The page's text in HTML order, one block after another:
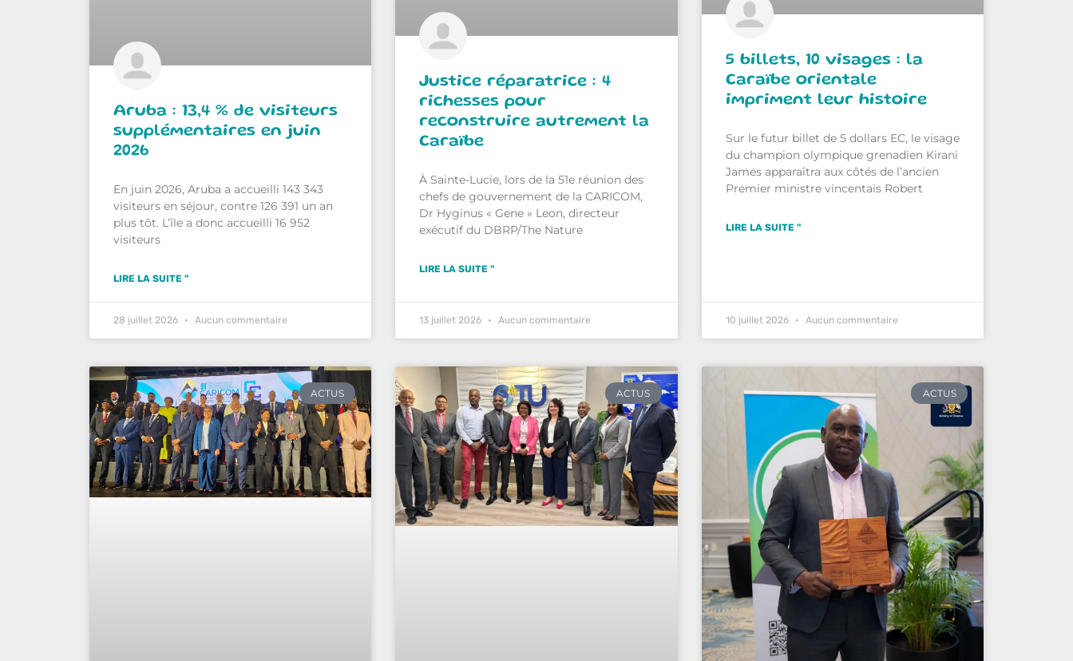
Aruba : 13,4 % de visiteurs
supplémentaires en juin
2026
En juin 2026, Aruba a accueilli 143 343
visiteurs en séjour, contre 126 391 un an
plus tôt. L’île a donc accueilli 16 952
visiteurs
LIRE LA SUITE "
28 juillet 2026 Aucun commentaire
Justice réparatrice : 4
richesses pour
reconstruire autrement la
Caraïbe
À Sainte-Lucie, lors de la 51e réunion des
chefs de gouvernement de la CARICOM,
Dr Hyginus « Gene » Leon, directeur
exécutif du DBRP/The Nature
LIRE LA SUITE "
13 juillet 2026 Aucun commentaire
5 billets, 10 visages : la
Caraïbe orientale
impriment leur histoire
Sur le futur billet de 5 dollars EC, le visage
du champion olympique grenadien Kirani
James apparaîtra aux côtés de l’ancien
Premier ministre vincentais Robert
LIRE LA SUITE "
10 juillet 2026 Aucun commentaire
ACTUS ACTUS ACTUS